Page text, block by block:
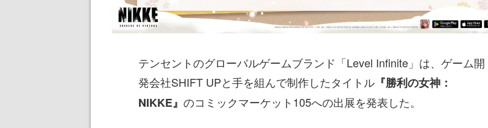
テンセントのグローバルゲームブランド「Level Infinite」は、ゲーム開
発会社SHIFT UPと手を組んで制作したタイトル 『勝利の女神：
NIKKE』 のコミックマーケット105への出展を発表した。